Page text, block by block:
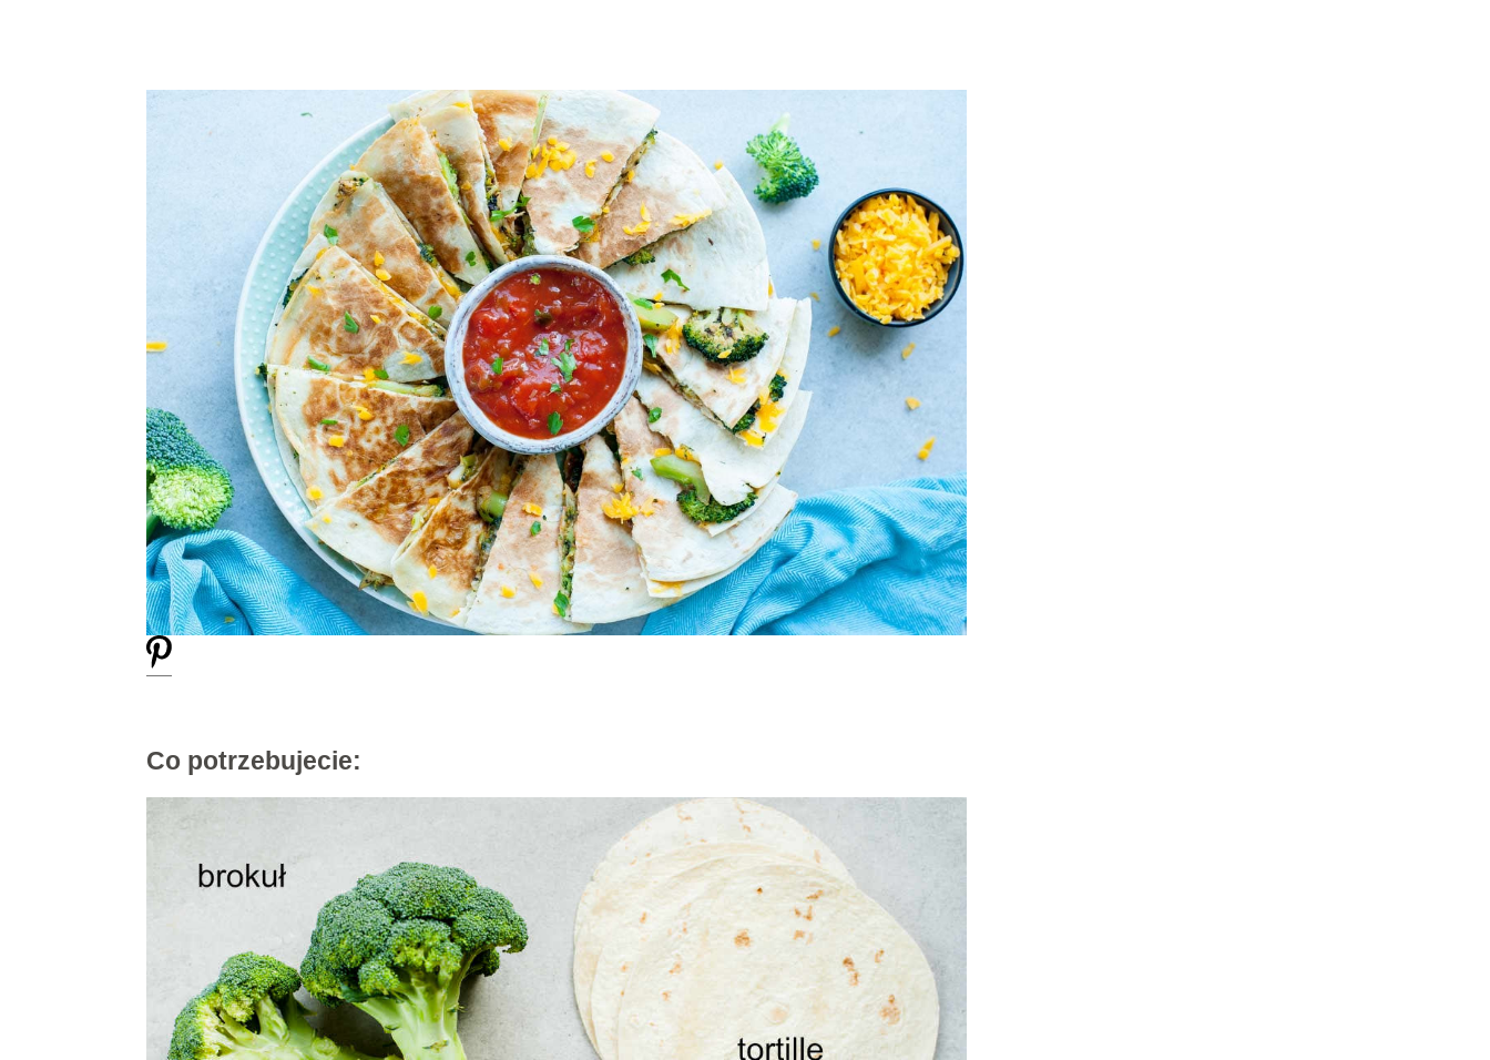
Co potrzebujecie: